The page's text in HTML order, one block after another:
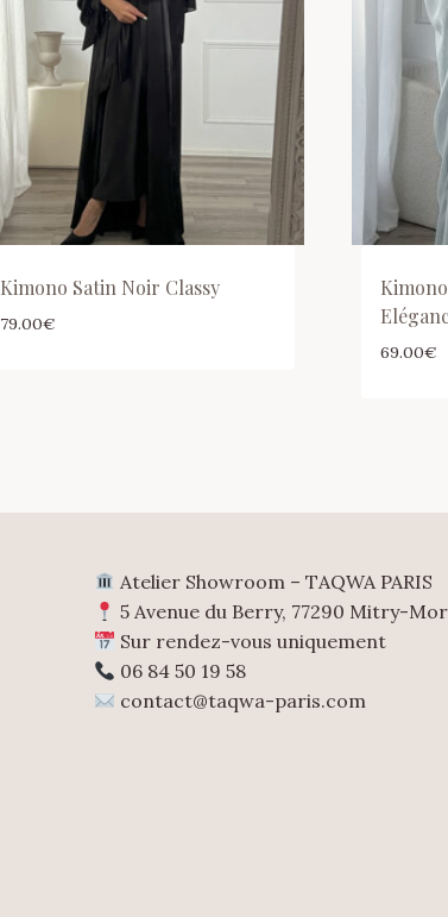
Kimono Satin Noir Classy
79.00€
69.00€
Atelier Showroom – TAQWA PARIS
5 Avenue du Berry, 77290 Mitry-
Sur rendez-vous uniquement
06 84 50 19 58
contact@taqwa-paris.com